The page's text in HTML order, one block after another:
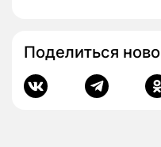
Поделиться